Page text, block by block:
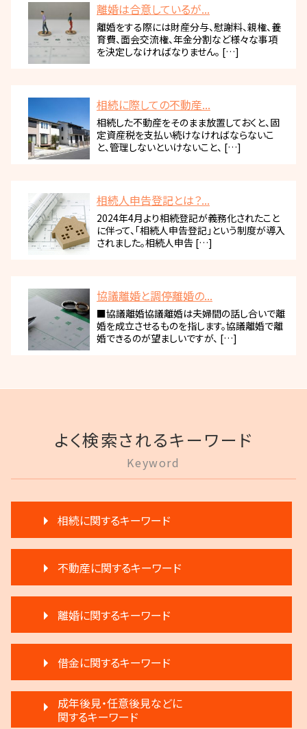
離婚は合意しているが...
離婚をする際には財産分与、慰謝料、親権、養
育費、面会交流権、年金分割など様々な事項
を決定しなければなりません。 […]
相続に際しての不動産...
相続した不動産をそのまま放置しておくと、固
定資産税を支払い続けなければならないこ
と、管理しないといけないこと、 […]
相続人申告登記とは？...
2024年4月より相続登記が義務化されたこと
に伴って、「相続人申告登記」という制度が導入
されました。相続人申告 […]
協議離婚と調停離婚の...
■協議離婚協議離婚は夫婦間の話し合いで離
婚を成立させるものを指します。協議離婚で離
婚できるのが望ましいですが、 […]
よく検索されるキーワード
Keyword
相続に関するキーワード
遺言 執行
限定承認 相続
生前贈与とは 住宅
遺言 執行 相続人
公正証書遺言 証人
遺言 執行 流れ
遺言 執行 期限
遺産分割 調停
相続人申告登記 デメリット
相続人 調査 費用
不動産に関するキーワード
滞納家賃請求 時効
不動産売買契約 注意点
不動産 生前贈与
滞納 弁護士
家賃 滞納 対応
不動産 明け渡し 弁護士
滞納 家賃 分割 交渉
離婚に関するキーワード
離婚調停 聞かれること
親権争い 父親が勝つ場合
離婚調停 不利な発言
離婚 不倫 慰謝料
借金に関するキーワード
民事再生 弁済額
民事再生 個人 流れ
成年後見・任意後見などに
関するキーワード